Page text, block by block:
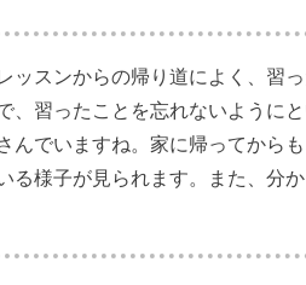
ッスンからの帰り道によく、習
、習ったことを忘れないように
んでいますね。家に帰ってから
る様子が見られます。また、分